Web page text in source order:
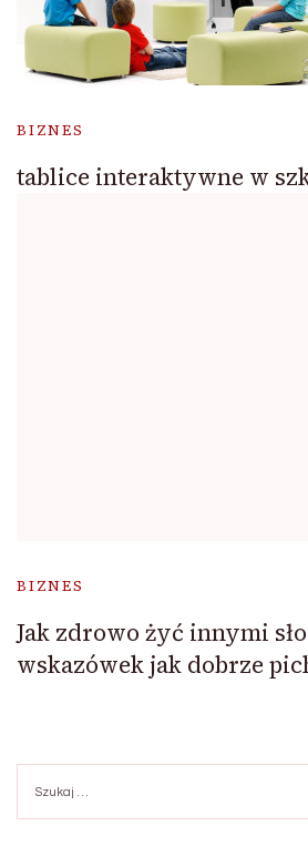
BIZNES
tablice interaktywne w
BIZNES
Jak zdrowo żyć innymi
wskazówek jak dobrze